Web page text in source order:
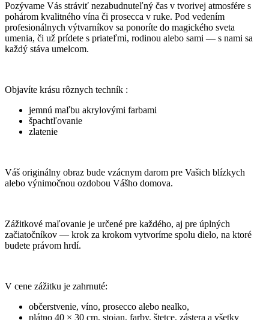
Pozývame Vás stráviť nezabudnuteľný čas v tvorivej atmosfére s
pohárom kvalitného vína či prosecca v ruke. Pod vedením
profesionálnych výtvarníkov sa ponoríte do magického sveta
umenia, či už prídete s priateľmi, rodinou alebo sami — s nami sa
každý stáva umelcom.
Objavíte krásu rôznych techník :
jemnú maľbu akrylovými farbami
špachtľovanie
zlatenie
Váš originálny obraz bude vzácnym darom pre Vašich blízkych
alebo výnimočnou ozdobou Vášho domova.
Zážitkové maľovanie je určené pre každého, aj pre úplných
začiatočníkov — krok za krokom vytvoríme spolu dielo, na ktoré
budete právom hrdí.
V cene zážitku je zahrnuté:
občerstvenie, víno, prosecco alebo nealko,
plátno 40 × 30 cm, stojan, farby, štetce, zástera a všetky